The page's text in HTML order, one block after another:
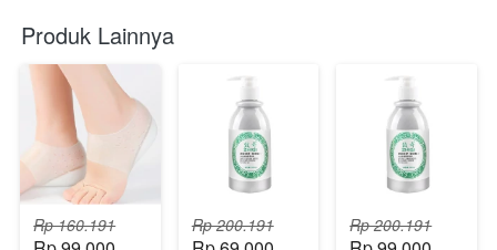
Produk Lainnya
Rp 160.191 Rp 200.191 Rp 200.191